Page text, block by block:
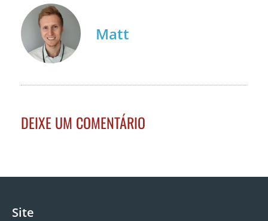
Matt
DEIXE UM COMENTÁRIO
Site